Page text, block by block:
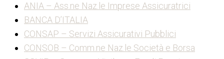
ANIA – Ass.ne Naz.le Imprese Assicuratrici
BANCA D’ITALIA
CONSAP – Servizi Assicurativi Pubblici
CONSOB – Comm.ne Naz.le Società e Borsa